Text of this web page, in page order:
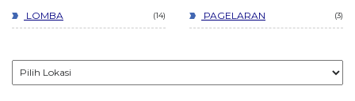
LOMBA 14 PAGELARAN 3